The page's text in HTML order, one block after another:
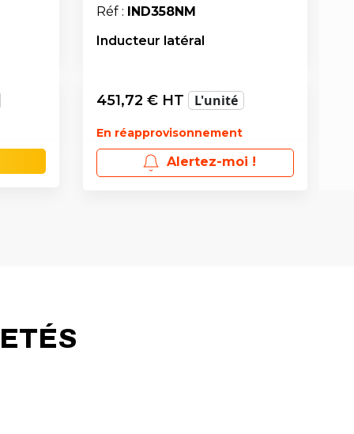
Réf : IND358NM
Inducteur latéral
451,72 € HT L'unité
En réapprovisonnement
Alertez-moi !